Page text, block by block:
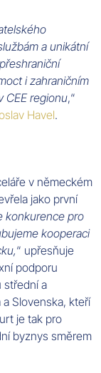
a unikátní
i zahraničním
CEE regionu,“
Havel.
v německém
jako první
konkurence pro
kooperaci
“ upřesňuje
podporu
střední a
Slovenska, kteří
je tak pro
byznys směrem